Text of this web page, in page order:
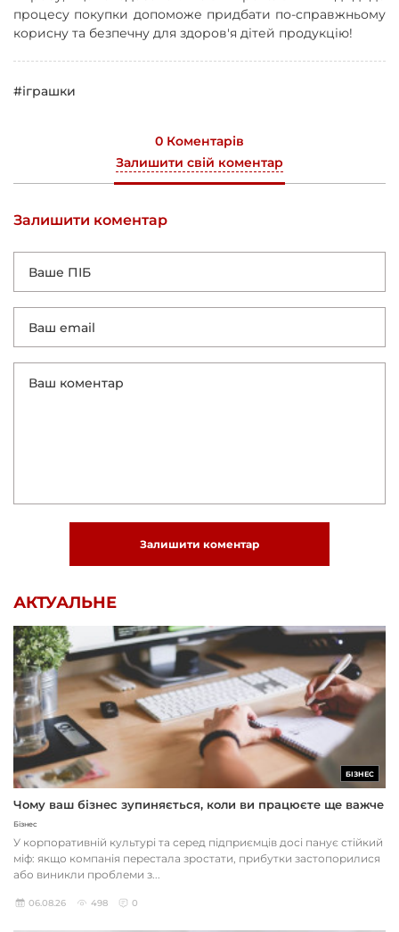
процесу покупки допоможе придбати по-справжньому
корисну та безпечну для здоров'я дітей продукцію!
#іграшки
0 Коментарів
Залишити свій коментар
Залишити коментар
Залишити коментар
АКТУАЛЬНЕ
БІЗНЕС
Чому ваш бізнес зупиняється, коли ви працюєте ще важче
Бізнес
У корпоративній культурі та серед підприємців досі панує стійкий
міф: якщо компанія перестала зростати, прибутки застопорилися
або виникли проблеми з...
06.08.26 498 0